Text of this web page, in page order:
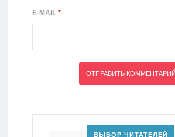
E-MAIL *
ВЫБОР ЧИТАТЕЛЕЙ